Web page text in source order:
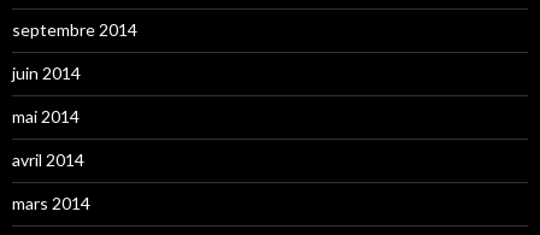
septembre 2014
juin 2014
mai 2014
avril 2014
mars 2014